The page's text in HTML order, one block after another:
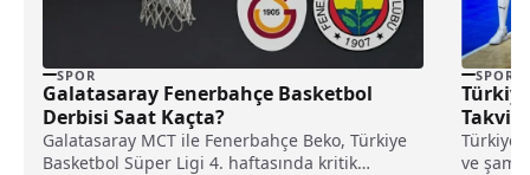
SPOR
Galatasaray Fenerbahçe Basketbol
Derbisi Saat Kaçta?
Galatasaray MCT ile Fenerbahçe Beko, Türkiye
Basketbol Süper Ligi 4. haftasında kritik
SPOR
ve